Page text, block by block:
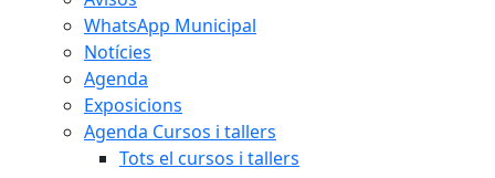
WhatsApp Municipal
Notícies
Agenda
Exposicions
Agenda Cursos i tallers
Tots el cursos i tallers